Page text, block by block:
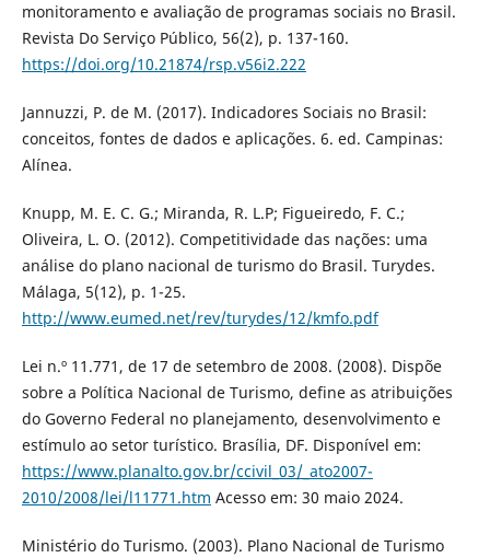
monitoramento e avaliação de programas sociais no Brasil.
Revista Do Serviço Público, 56(2), p. 137-160.
https://doi.org/10.21874/rsp.v56i2.222
Jannuzzi, P. de M. (2017). Indicadores Sociais no Brasil:
conceitos, fontes de dados e aplicações. 6. ed. Campinas:
Alínea.
Knupp, M. E. C. G.; Miranda, R. L.P; Figueiredo, F. C.;
Oliveira, L. O. (2012). Competitividade das nações: uma
análise do plano nacional de turismo do Brasil. Turydes.
Málaga, 5(12), p. 1-25.
http://www.eumed.net/rev/turydes/12/kmfo.pdf
Lei n.º 11.771, de 17 de setembro de 2008. (2008). Dispõe
sobre a Política Nacional de Turismo, define as atribuições
do Governo Federal no planejamento, desenvolvimento e
estímulo ao setor turístico. Brasília, DF. Disponível em:
https://www.planalto.gov.br/ccivil_03/_ato2007-
2010/2008/lei/l11771.htm Acesso em: 30 maio 2024.
Ministério do Turismo. (2003). Plano Nacional de Turismo